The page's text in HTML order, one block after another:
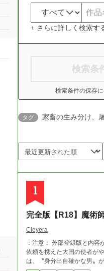
+ さらに詳しく検索す
検索条
検索条件の保存
タグ 家畜の生み分け、
1
完全版【R18】魔術
Cleyera
：注意： 外部登録版と内容が
依頼を携えた大国の使者が
は、〝身分出自確かな男〟